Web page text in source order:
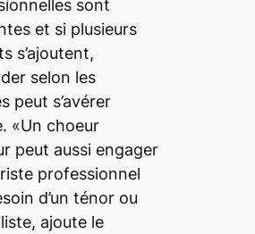
sont
et si plusieurs
s’ajoutent,
selon les
peut s’avérer
«Un choeur
peut aussi engager
professionnel
d’un ténor ou
ajoute le